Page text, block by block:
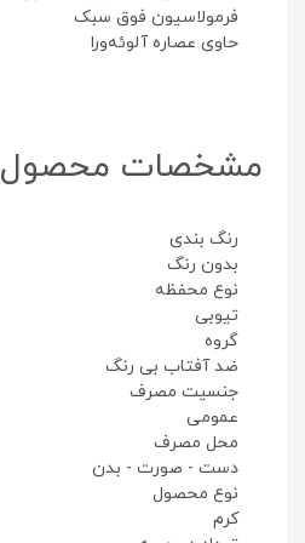
فرمولاسیون فوق سبک
حاوی عصاره آلوئه‌ورا
مشخصات محصول
رنگ بندی
بدون رنگ
نوع محفظه
تیوبی
گروه
ضد آفتاب بی رنگ
جنسیت مصرف
عمومی
محل مصرف
دست - صورت - بدن
نوع محصول
کرم